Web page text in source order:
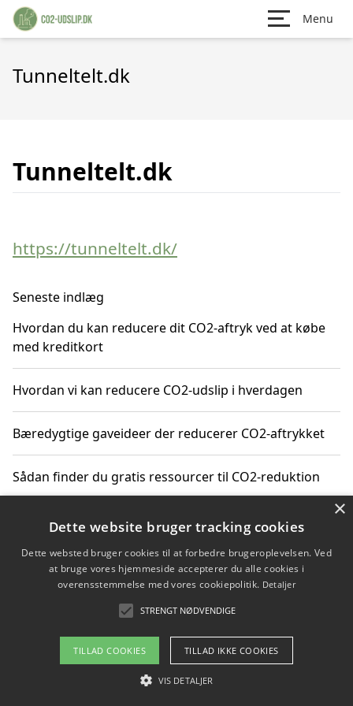
Menu
Tunneltelt.dk
Tunneltelt.dk
https://tunneltelt.dk/
Seneste indlæg
Hvordan du kan reducere dit CO2-aftryk ved at købe
med kreditkort
Hvordan vi kan reducere CO2-udslip i hverdagen
Bæredygtige gaveideer der reducerer CO2-aftrykket
Sådan finder du gratis ressourcer til CO2-reduktion
Hvordan gadgets til hjemmet kan reducere CO2-udslip
Copyright 2026 - Pilanto Aps
Om / kontakt
Blog Betingelser
×
Dette website bruger tracking cookies
Dette websted bruger cookies til at forbedre brugeroplevelsen. Ved
at bruge vores hjemmeside accepterer du alle cookies i
overensstemmelse med vores cookiepolitik. Detaljer
STRENGT NØDVENDIGE
TILLAD COOKIES TILLAD IKKE COOKIES
VIS DETALJER